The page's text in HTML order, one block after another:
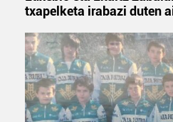
txapelketa irabazi duten